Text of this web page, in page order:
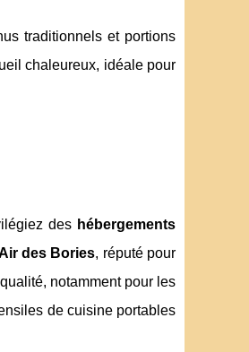
traditionnels et portions
chaleureux, idéale pour
des hébergements
des Bories, réputé pour
notamment pour les
de cuisine portables